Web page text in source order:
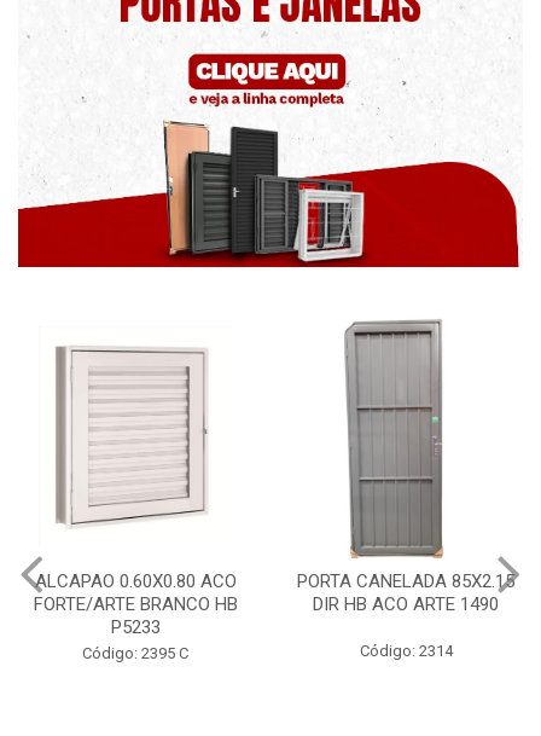
PORTA CANELADA 85X2.15
DIR HB ACO ARTE 1490
Código: 2314
PORTA LAMINADA 60X215
DIR POP/MIX HB
Código: 2340